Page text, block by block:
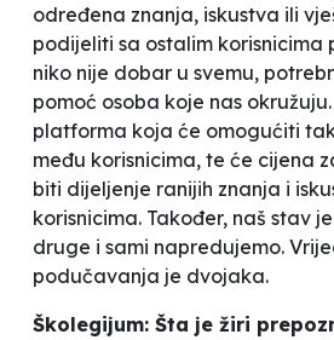
određena znanja, iskustva ili
podijeliti sa ostalim korisnicima
niko nije dobar u svemu,
pomoć osoba koje nas
platforma koja će omogućiti
među korisnicima, te će cijena
biti dijeljenje ranijih znanja i
korisnicima. Također, naš stav
druge i sami napredujemo.
podučavanja je dvojaka.
Školegijum: Šta je žiri